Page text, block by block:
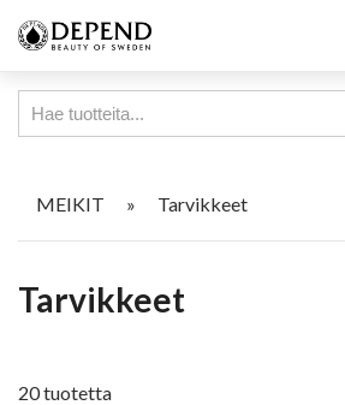
MEIKIT » Tarvikkeet
Tarvikkeet
20 tuotetta